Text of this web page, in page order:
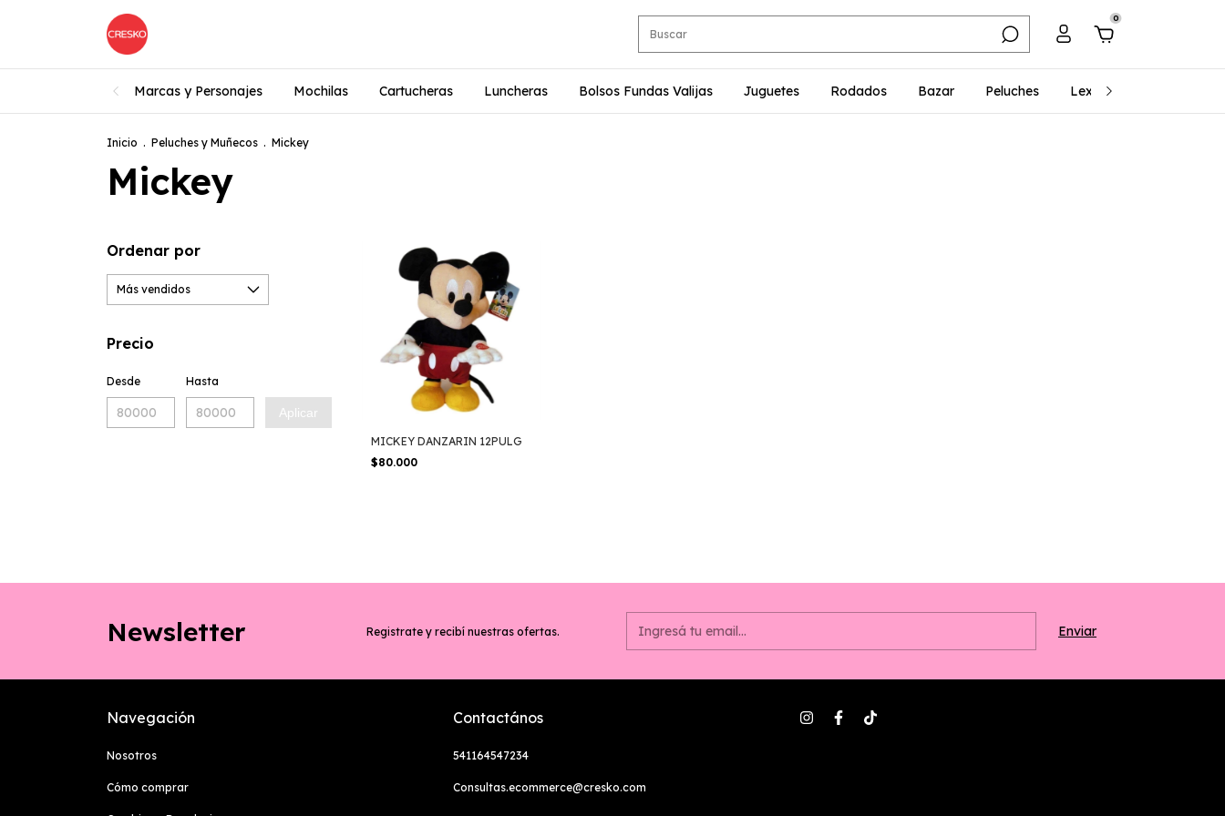
0
Marcas y Personajes Mochilas Cartucheras Luncheras Bolsos Fundas Valijas Juguetes Rodados Bazar Peluches Lexibook
Inicio . Peluches y Muñecos . Mickey
Mickey
Ordenar por
Precio
Desde Hasta
Aplicar
MICKEY DANZARIN 12PULG
$80.000
Newsletter Registrate y recibí nuestras ofertas.
Navegación
Nosotros
Cómo comprar
Contactános
541164547234
Consultas.ecommerce@cresko.com